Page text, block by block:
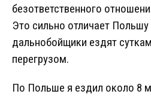
безответственного
Это сильно отличает Польшу
дальнобойщики ездят
перегрузом.
По Польше я ездил около 8